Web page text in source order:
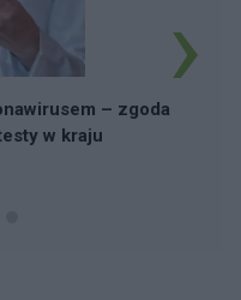
– zgoda
w kraju
›